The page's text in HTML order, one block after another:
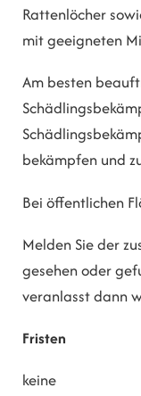
Rattenlöcher
mit geeigneten
Am besten
bekämpfen und
Bei öffentlichen
Melden Sie der
gesehen oder
veranlasst dann
Fristen
keine